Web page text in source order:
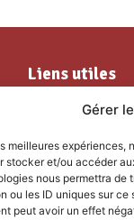
Gérer
meilleures expériences,
stocker et/ou accéder
nous permettra de
ou les ID uniques sur
peut avoir un effet
Liens utiles
Découvrir
Nos loisirs
Agenda